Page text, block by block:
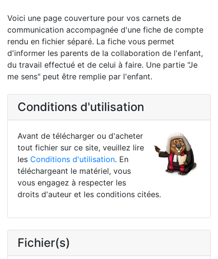
Voici une page couverture pour vos carnets de
communication accompagnée d'une fiche de compte
rendu en fichier séparé. La fiche vous permet
d'informer les parents de la collaboration de l'enfant,
du travail effectué et de celui à faire. Une partie "Je
me sens" peut être remplie par l'enfant.
Conditions d'utilisation
Avant de télécharger ou d'acheter
tout fichier sur ce site, veuillez lire
les Conditions d'utilisation. En
téléchargeant le matériel, vous
vous engagez à respecter les
droits d'auteur et les conditions citées.
Fichier(s)